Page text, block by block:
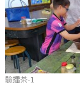
驗擂茶-1